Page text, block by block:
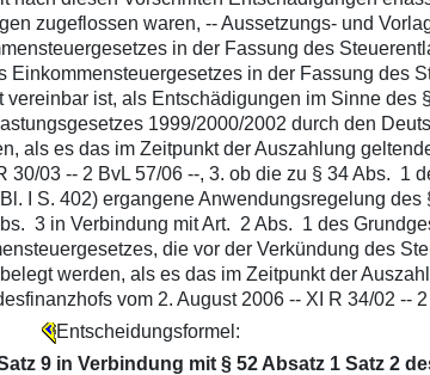
zugeflossen waren, -- Aussetzungs- und
in der Fassung des
in der Fassung des
ist, als Entschädigungen im Sinne
1999/2000/2002 durch den
als es das im Zeitpunkt der Auszahlung
03 -- 2 BvL 57/06 --, 3. ob die zu § 34 Abs. 1
I S. 402) ergangene Anwendungsregelung
3 in Verbindung mit Art. 2 Abs. 1 des
die vor der Verkündung des
werden, als es das im Zeitpunkt der
vom 2. August 2006 -- XI R 34/02 --
Entscheidungsformel:
9 in Verbindung mit § 52 Absatz 1 Satz 2